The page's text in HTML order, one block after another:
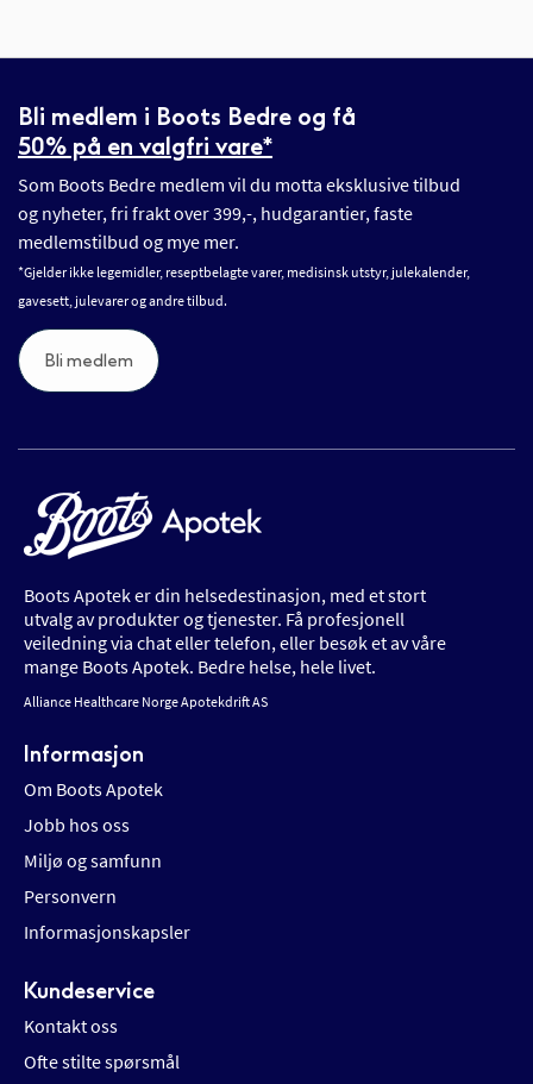
Bli medlem i Boots Bedre og få
50% på en valgfri vare*
Som Boots Bedre medlem vil du motta eksklusive tilbud
og nyheter, fri frakt over 399,-, hudgarantier, faste
medlemstilbud og mye mer.
*Gjelder ikke legemidler, reseptbelagte varer, medisinsk utstyr, julekalender,
gavesett, julevarer og andre tilbud.
Bli medlem
Boots Apotek er din helsedestinasjon, med et stort
utvalg av produkter og tjenester. Få profesjonell
veiledning via chat eller telefon, eller besøk et av våre
mange Boots Apotek. Bedre helse, hele livet.
Alliance Healthcare Norge Apotekdrift AS
Informasjon
Om Boots Apotek
Jobb hos oss
Miljø og samfunn
Personvern
Informasjonskapsler
Kundeservice
Kontakt oss
Ofte stilte spørsmål